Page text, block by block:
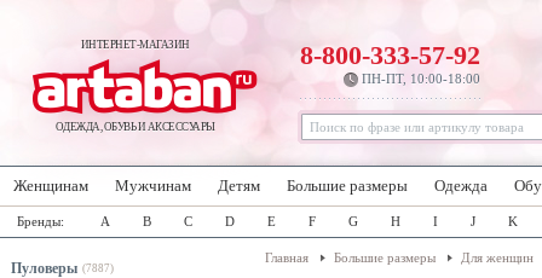
ИНТЕРНЕТ-МАГАЗИН
ОДЕЖДА, ОБУВЬ И АКСЕССУАРЫ
8-800-333-57-92
ПН-ПТ, 10:00-18:00
Женщинам Мужчинам Детям Большие размеры Одежда
Бренды: A B C D E F G H I J K
Пуловеры (7887)
Главная Большие размеры Для женщин